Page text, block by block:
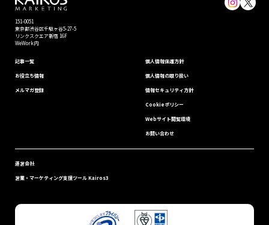
151-0051
東京都渋⾕区千駄ヶ谷5-27-5
リンクスクエア新宿 16F
WeWork内
記事一覧
お役立ち情報
メルマガ登録
個⼈情報保護⽅針
個人情報の取り扱い
情報セキュリティ⽅針
Cookieポリシー
Webサイト閲覧環境
お問い合わせ
運営会社
営業・マーケティング支援ツール Kairos3